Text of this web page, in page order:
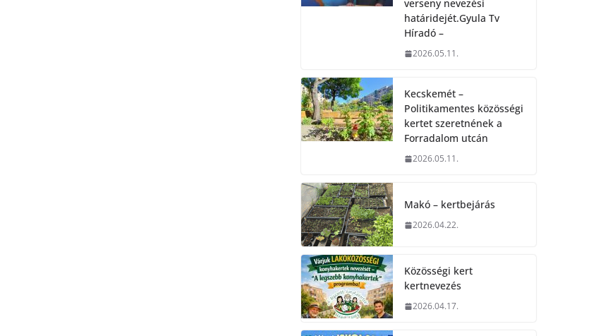
verseny nevezési
határidejét.Gyula Tv
Híradó –
2026.05.11.
Kecskemét –
Politikamentes közösségi
kertet szeretnének a
Forradalom utcán
2026.05.11.
Makó – kertbejárás
2026.04.22.
Közösségi kert
kertnevezés
2026.04.17.